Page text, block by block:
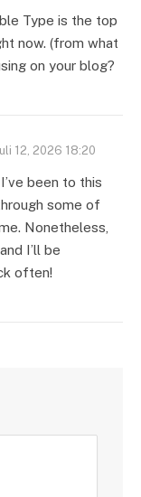
Type is the top
now. (from what
on your blog?
12, 2026 18:20
been to this
some of
Nonetheless,
I’ll be
often!